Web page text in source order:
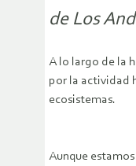
de Los
A lo largo de la
por la actividad
ecosistemas.
Aunque